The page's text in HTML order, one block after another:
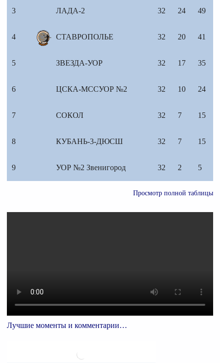
3 ЛАДА-2 32 24 49
4 СТАВРОПОЛЬЕ 32 20 41
5 ЗВЕЗДА-УОР 32 17 35
6 ЦСКА-МССУОР №2 32 10 24
7 СОКОЛ 32 7 15
8 КУБАНЬ-3-ДЮСШ 32 7 15
9 УОР №2 Звенигород 32 2 5
Просмотр полной таблицы
Лучшие моменты и комментарии…